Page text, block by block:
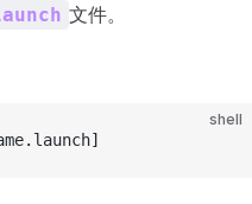
文件。
shell